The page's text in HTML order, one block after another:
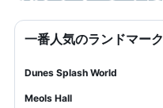
一番人気のランドマーク
Dunes Splash World
Meols Hall